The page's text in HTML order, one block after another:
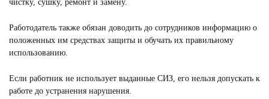
чистку, сушку, ремонт и замену.
Работодатель также обязан доводить до сотрудников информацию о
положенных им средствах защиты и обучать их правильному
использованию.
Если работник не использует выданные СИЗ, его нельзя допускать к
работе до устранения нарушения.